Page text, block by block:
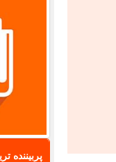
پربیننده